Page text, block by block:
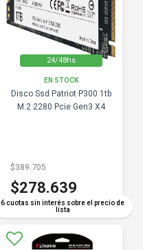
24/48hs
EN STOCK
Disco Ssd Patriot P300 1tb
M.2 2280 Pcie Gen3 X4
6 cuotas sin interés sobre el precio de
lista
$389.705
$278.639